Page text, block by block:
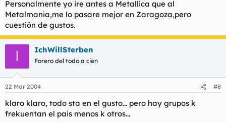
Personalmente yo ire antes a Metallica que al
Metalmania,me lo pasare mejor en Zaragoza,pero
cuestión de gustos.
I IchWillSterben
Forero del todo a cien
22 Mar 2004 #8
klaro klaro, todo sta en el gusto... pero hay grupos k
frekuentan el pais menos k otros...